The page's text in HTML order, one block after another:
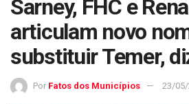
Sarney, FHC e
articulam novo
substituir Temer,
Por Fatos dos Municípios 23/